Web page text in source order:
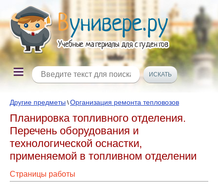
Другие предметы \Организация ремонта тепловозов
Планировка топливного отделения.
Перечень оборудования и
технологической оснастки,
применяемой в топливном отделении
Страницы работы